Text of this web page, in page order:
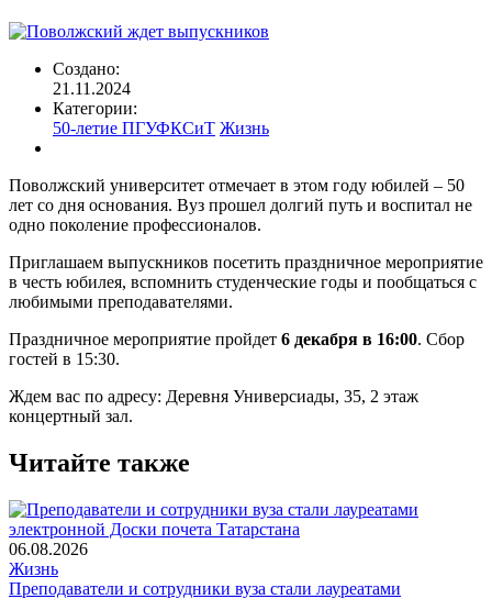
Создано:
21.11.2024
Категории:
50-летие ПГУФКСиТ Жизнь
Поволжский университет отмечает в этом году юбилей – 50
лет со дня основания. Вуз прошел долгий путь и воспитал не
одно поколение профессионалов.
Приглашаем выпускников посетить праздничное мероприятие
в честь юбилея, вспомнить студенческие годы и пообщаться с
любимыми преподавателями.
Праздничное мероприятие пройдет 6 декабря в 16:00. Сбор
гостей в 15:30.
Ждем вас по адресу: Деревня Универсиады, 35, 2 этаж
концертный зал.
Читайте также
06.08.2026
Жизнь
Преподаватели и сотрудники вуза стали лауреатами